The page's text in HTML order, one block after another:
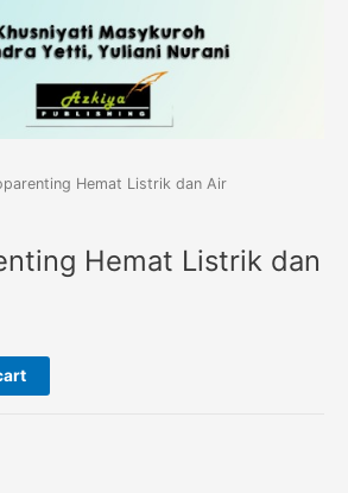
Hemat Listrik dan Air
Hemat Listrik dan